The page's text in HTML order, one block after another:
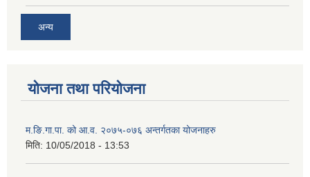
अन्य
योजना तथा परियोजना
म.ङि.गा.पा. को आ.व. २०७५-०७६ अन्तर्गतका योजनाहरु
मिति: 10/05/2018 - 13:53